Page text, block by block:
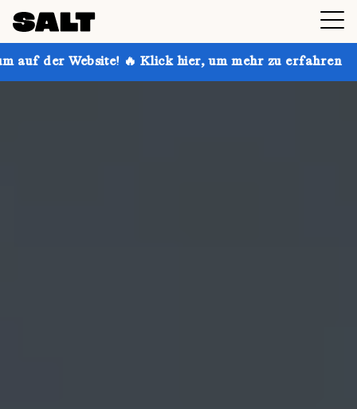
🔥 Klick hier, um mehr zu erfahren Hol dir bis zu